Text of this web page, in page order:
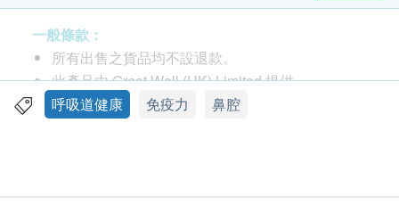
150粒
產地
德國
功效
一般條款：
所有出售之貨品均不設退款。
此產品由 Great Well (HK) Limited 提供。
如有任何爭議，Great Well (HK) Limited及健康網
呼吸道健康 免疫力 鼻腔